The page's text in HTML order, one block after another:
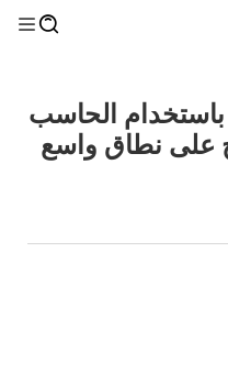
باستخدام الحاسب